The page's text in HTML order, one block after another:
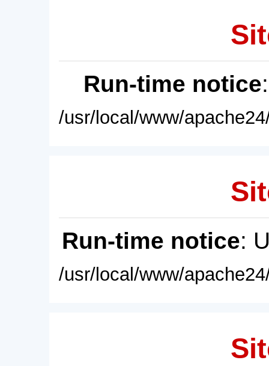
Run-time notice
/usr/local/www/
Run-time notice:
/usr/local/www/